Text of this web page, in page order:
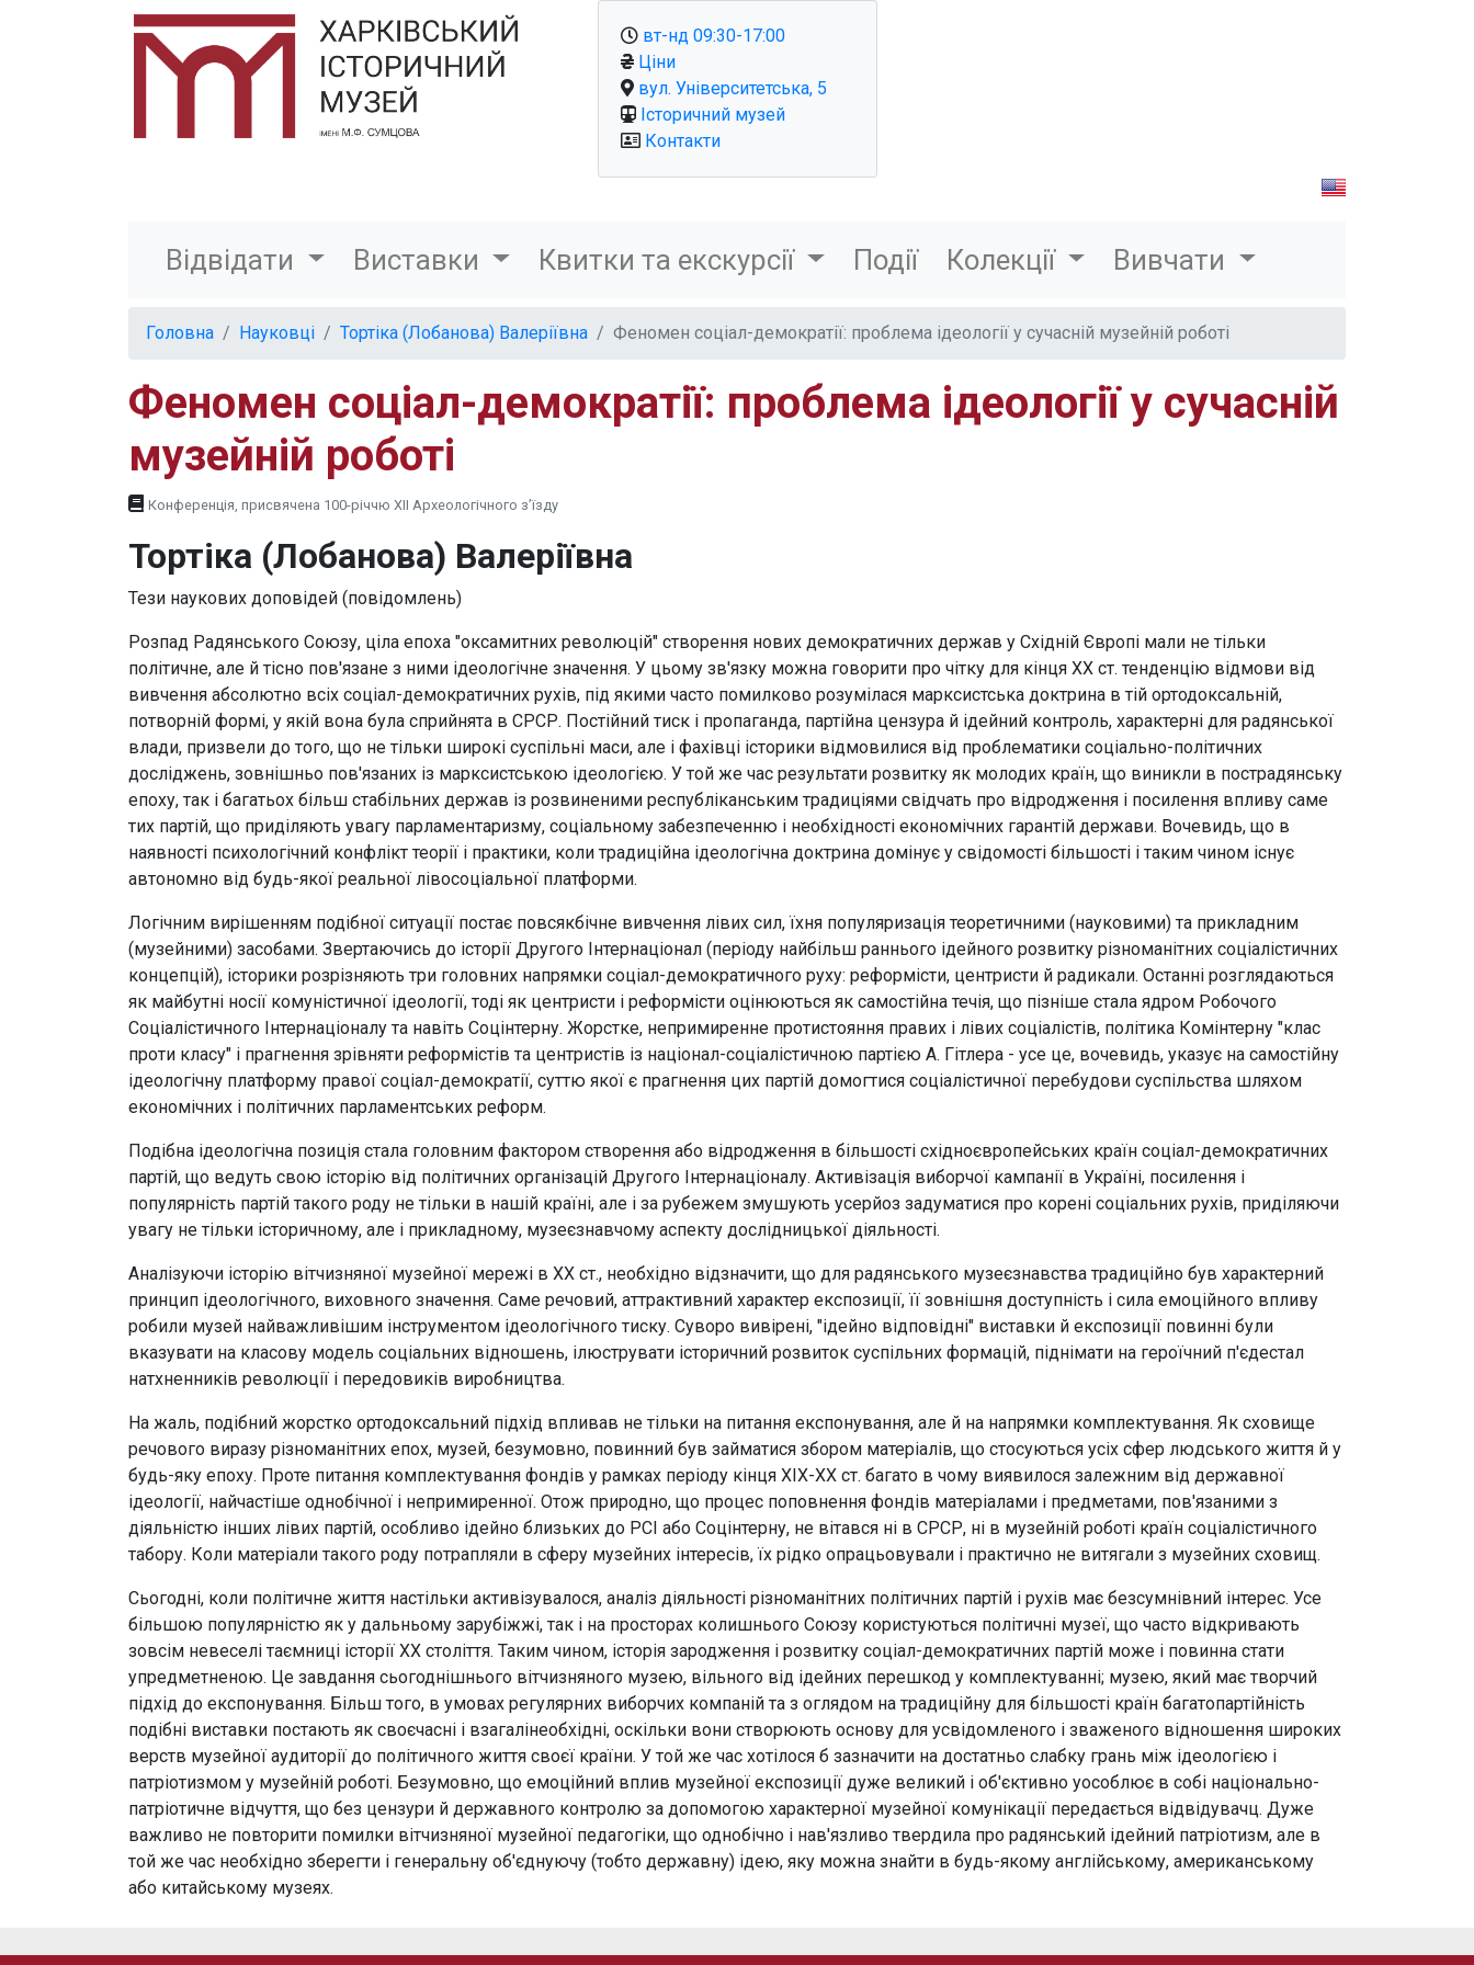
вт-нд 09:30-17:00
Ціни
вул. Університетська, 5
Історичний музей
Контакти
Відвідати Виставки Квитки та екскурсії Події Колекції Вивчати
Головна Науковці Тортіка (Лобанова) Валеріївна Феномен соціал-демократії: проблема ідеології у сучасній музейній роботі
Феномен соціал-демократії: проблема ідеології у сучасній
музейній роботі
Конференція, присвячена 100-річчю XII Археологічного з’їзду
Тортіка (Лобанова) Валеріївна
Тези наукових доповідей (повідомлень)
Розпад Радянського Союзу, ціла епоха "оксамитних революцій" створення нових демократичних держав у Східній Європі мали не тільки
політичне, але й тісно пов'язане з ними ідеологічне значення. У цьому зв'язку можна говорити про чітку для кінця XX ст. тенденцію відмови від
вивчення абсолютно всіх соціал-демократичних рухів, під якими часто помилково розумілася марксистська доктрина в тій ортодоксальній,
потворній формі, у якій вона була сприйнята в СРСР. Постійний тиск і пропаганда, партійна цензура й ідейний контроль, характерні для радянської
влади, призвели до того, що не тільки широкі суспільні маси, але і фахівці історики відмовилися від проблематики соціально-політичних
досліджень, зовнішньо пов'язаних із марксистською ідеологією. У той же час результати розвитку як молодих країн, що виникли в пострадянську
епоху, так і багатьох більш стабільних держав із розвиненими республіканським традиціями свідчать про відродження і посилення впливу саме
тих партій, що приділяють увагу парламентаризму, соціальному забезпеченню і необхідності економічних гарантій держави. Вочевидь, що в
наявності психологічний конфлікт теорії і практики, коли традиційна ідеологічна доктрина домінує у свідомості більшості і таким чином існує
автономно від будь-якої реальної лівосоціальної платформи.
Логічним вирішенням подібної ситуації постає повсякбічне вивчення лівих сил, їхня популяризація теоретичними (науковими) та прикладним
(музейними) засобами. Звертаючись до історії Другого Інтернаціонал (періоду найбільш раннього ідейного розвитку різноманітних соціалістичних
концепцій), історики розрізняють три головних напрямки соціал-демократичного руху: реформісти, центристи й радикали. Останні розглядаються
як майбутні носії комуністичної ідеології, тоді як центристи і реформісти оцінюються як самостійна течія, що пізніше стала ядром Робочого
Соціалістичного Інтернаціоналу та навіть Соцінтерну. Жорстке, непримиренне протистояння правих і лівих соціалістів, політика Комінтерну "клас
проти класу" і прагнення зрівняти реформістів та центристів із націонал-соціалістичною партією А. Гітлера - усе це, вочевидь, указує на самостійну
ідеологічну платформу правої соціал-демократії, суттю якої є прагнення цих партій домогтися соціалістичної перебудови суспільства шляхом
економічних і політичних парламентських реформ.
Подібна ідеологічна позиція стала головним фактором створення або відродження в більшості східноєвропейських країн соціал-демократичних
партій, що ведуть свою історію від політичних організацій Другого Інтернаціоналу. Активізація виборчої кампанії в Україні, посилення і
популярність партій такого роду не тільки в нашій країні, але і за рубежем змушують усерйоз задуматися про корені соціальних рухів, приділяючи
увагу не тільки історичному, але і прикладному, музеєзнавчому аспекту дослідницької діяльності.
Аналізуючи історію вітчизняної музейної мережі в XX ст., необхідно відзначити, що для радянського музеєзнавства традиційно був характерний
принцип ідеологічного, виховного значення. Саме речовий, аттрактивний характер експозиції, її зовнішня доступність і сила емоційного впливу
робили музей найважливішим інструментом ідеологічного тиску. Суворо вивірені, "ідейно відповідні" виставки й експозиції повинні були
вказувати на класову модель соціальних відношень, ілюструвати історичний розвиток суспільних формацій, піднімати на героїчний п'єдестал
натхненників революції і передовиків виробництва.
На жаль, подібний жорстко ортодоксальний підхід впливав не тільки на питання експонування, але й на напрямки комплектування. Як сховище
речового виразу різноманітних епох, музей, безумовно, повинний був займатися збором матеріалів, що стосуються усіх сфер людського життя й у
будь-яку епоху. Проте питання комплектування фондів у рамках періоду кінця ХІХ-ХХ ст. багато в чому виявилося залежним від державної
ідеології, найчастіше однобічної і непримиренної. Отож природно, що процес поповнення фондів матеріалами і предметами, пов'язаними з
діяльністю інших лівих партій, особливо ідейно близьких до РСІ або Соцінтерну, не вітався ні в СРСР, ні в музейній роботі країн соціалістичного
табору. Коли матеріали такого роду потрапляли в сферу музейних інтересів, їх рідко опрацьовували і практично не витягали з музейних сховищ.
Сьогодні, коли політичне життя настільки активізувалося, аналіз діяльності різноманітних політичних партій і рухів має безсумнівний інтерес. Усе
більшою популярністю як у дальньому зарубіжжі, так і на просторах колишнього Союзу користуються політичні музеї, що часто відкривають
зовсім невеселі таємниці історії XX століття. Таким чином, історія зародження і розвитку соціал-демократичних партій може і повинна стати
упредметненою. Це завдання сьогоднішнього вітчизняного музею, вільного від ідейних перешкод у комплектуванні; музею, який має творчий
підхід до експонування. Більш того, в умовах регулярних виборчих компаній та з оглядом на традиційну для більшості країн багатопартійність
подібні виставки постають як своєчасні і взагалінеобхідні, оскільки вони створюють основу для усвідомленого і зваженого відношення широких
верств музейної аудиторії до політичного життя своєї країни. У той же час хотілося б зазначити на достатньо слабку грань між ідеологією і
патріотизмом у музейній роботі. Безумовно, що емоційний вплив музейної експозиції дуже великий і об'єктивно уособлює в собі національно-
патріотичне відчуття, що без цензури й державного контролю за допомогою характерної музейної комунікації передається відвідувачц. Дуже
важливо не повторити помилки вітчизняної музейної педагогіки, що однобічно і нав'язливо твердила про радянський ідейний патріотизм, але в
той же час необхідно зберегти і генеральну об'єднуючу (тобто державну) ідею, яку можна знайти в будь-якому англійському, американському
або китайському музеях.